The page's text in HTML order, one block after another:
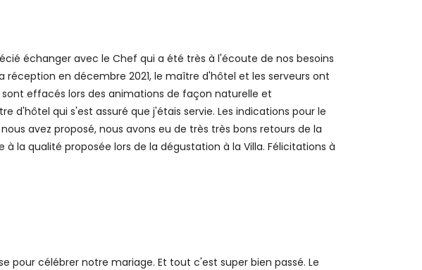
échanger avec le Chef qui a été très à l'écoute de nos besoins
en décembre 2021, le maître d'hôtel et les serveurs ont
effacés lors des animations de façon naturelle et
d'hôtel qui s'est assuré que j'étais servie. Les indications pour le
avez proposé, nous avons eu de très très bons retours de la
la qualité proposée lors de la dégustation à la Villa. Félicitations à
pour célébrer notre mariage. Et tout c'est super bien passé. Le